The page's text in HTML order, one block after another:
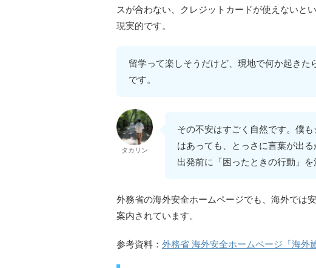
スが合わない、クレジットカードが使えないと
現実的です。
留学って楽しそうだけど、現地で何か起きた
です。
タカリン
その不安はすごく自然です。僕
はあっても、とっさに言葉が出
出発前に「困ったときの行動」を
外務省の海外安全ホームページでも、海外では
案内されています。
参考資料： 外務省 海外安全ホームページ「海外